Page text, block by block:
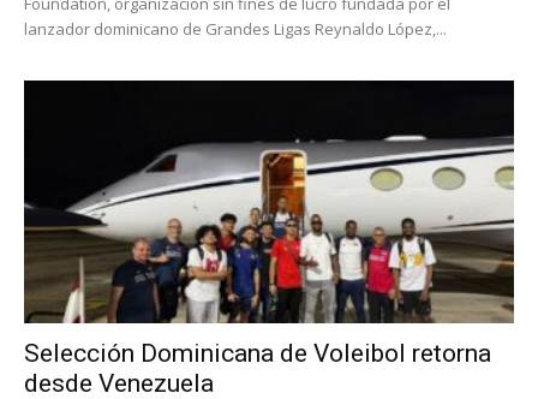
lanzador dominicano de Grandes Ligas Reynaldo López,...
Selección Dominicana de Voleibol retorna
desde Venezuela